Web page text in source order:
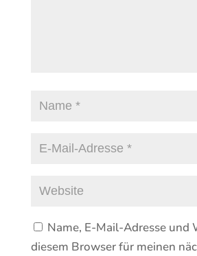
Name, E-Mail-Adresse und
diesem Browser für meinen